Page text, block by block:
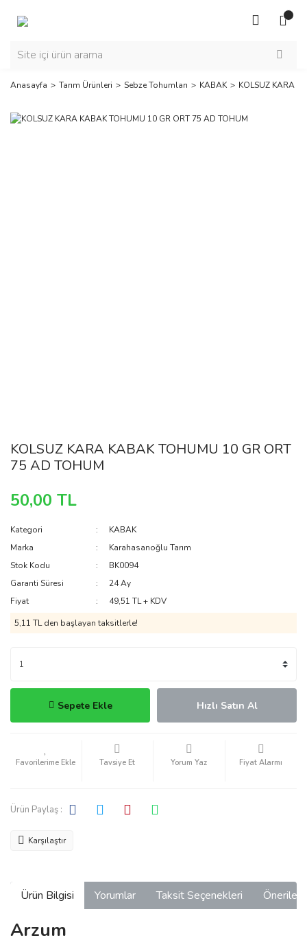
Anasayfa Tarım Ürünleri Sebze Tohumları KABAK KOLSUZ KARA
KOLSUZ KARA KABAK TOHUMU 10 GR ORT
75 AD TOHUM
50,00 TL
Kategori
KABAK
Marka
Karahasanoğlu Tarım
Stok Kodu
BK0094
Garanti Süresi
24 Ay
Fiyat
49,51 TL + KDV
5,11 TL den başlayan taksitlerle!
Sepete Ekle Hızlı Satın Al
Tavsiye Et Yorum Yaz Fiyat Alarmı
Ürün Paylaş :
Karşılaştır
Ürün Bilgisi Yorumlar Taksit Seçenekleri
Arzum